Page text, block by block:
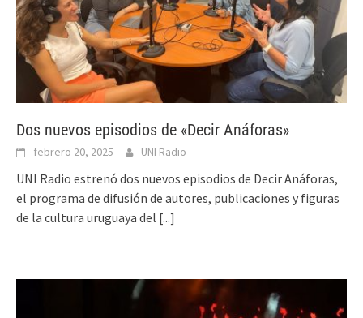
Dos nuevos episodios de «Decir Anáforas»
febrero 20, 2025 UNI Radio
UNI Radio estrenó dos nuevos episodios de Decir Anáforas,
el programa de difusión de autores, publicaciones y figuras
de la cultura uruguaya del [...]